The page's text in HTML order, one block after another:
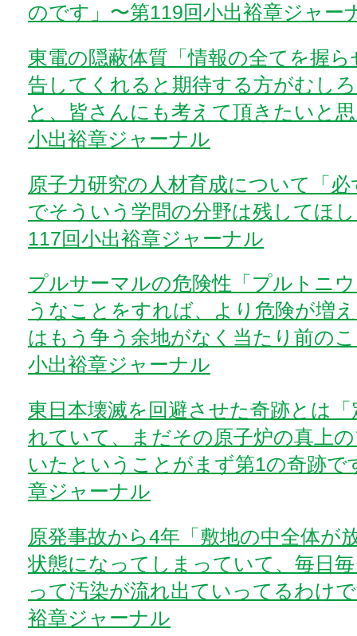
のです」〜第119回小出裕章ジャー
東電の隠蔽体質「情報の全てを握
告してくれると期待する方がむし
と、皆さんにも考えて頂きたいと
小出裕章ジャーナル
原子力研究の人材育成について「
でそういう学問の分野は残してほ
117回小出裕章ジャーナル
プルサーマルの危険性「プルトニ
うなことをすれば、より危険が増
はもう争う余地がなく当たり前の
小出裕章ジャーナル
東日本壊滅を回避させた奇跡とは
れていて、まだその原子炉の真上
いたということがまず第1の奇跡で
章ジャーナル
原発事故から4年「敷地の中全体が
状態になってしまっていて、毎日
って汚染が流れ出ていってるわけ
裕章ジャーナル